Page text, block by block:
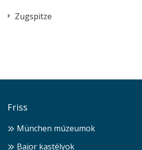
Zugspitze
Friss
München múzeumok
Bajor kastélyok